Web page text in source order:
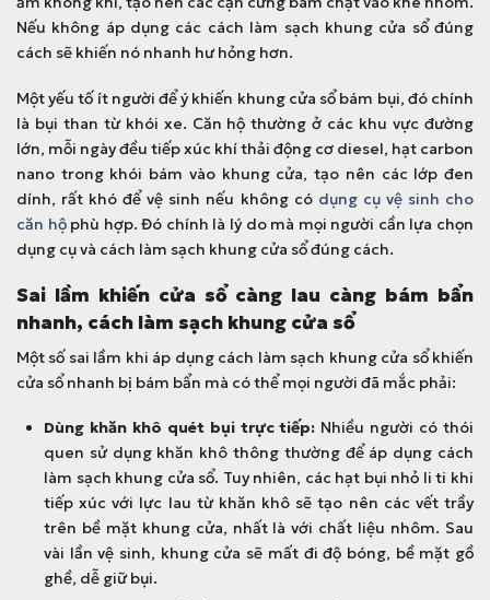
Nếu không áp dụng các cách làm sạch khung cửa sổ đúng
cách sẽ khiến nó nhanh hư hỏng hơn.
Một yếu tố ít người để ý khiến khung cửa sổ bám bụi, đó chính
là bụi than từ khói xe. Căn hộ thường ở các khu vực đường
lớn, mỗi ngày đều tiếp xúc khí thải động cơ diesel, hạt carbon
nano trong khói bám vào khung cửa, tạo nên các lớp đen
dính, rất khó để vệ sinh nếu không có dụng cụ vệ sinh cho
căn hộphù hợp. Đó chính là lý do mà mọi người cần lựa chọn
dụng cụ và cách làm sạch khung cửa sổ đúng cách.
Sai lầm khiến cửa sổ càng lau càng bám bẩn
nhanh, cách làm sạch khung cửa sổ
Một số sai lầm khi áp dụng cách làm sạch khung cửa sổkhiến
cửa sổ nhanh bị bám bẩn mà có thể mọi người đã mắc phải:
Dùng khăn khô quét bụi trực tiếp: Nhiều người có thói
quen sử dụng khăn khô thông thường để áp dụng cách
làm sạch khung cửa sổ. Tuy nhiên, các hạt bụi nhỏ li ti khi
tiếp xúc với lực lau từ khăn khô sẽ tạo nên các vết trầy
trên bề mặt khung cửa, nhất là với chất liệu nhôm. Sau
vài lần vệ sinh, khung cửa sẽ mất đi độ bóng, bề mặt gồ
ghề, dễ giữ bụi.